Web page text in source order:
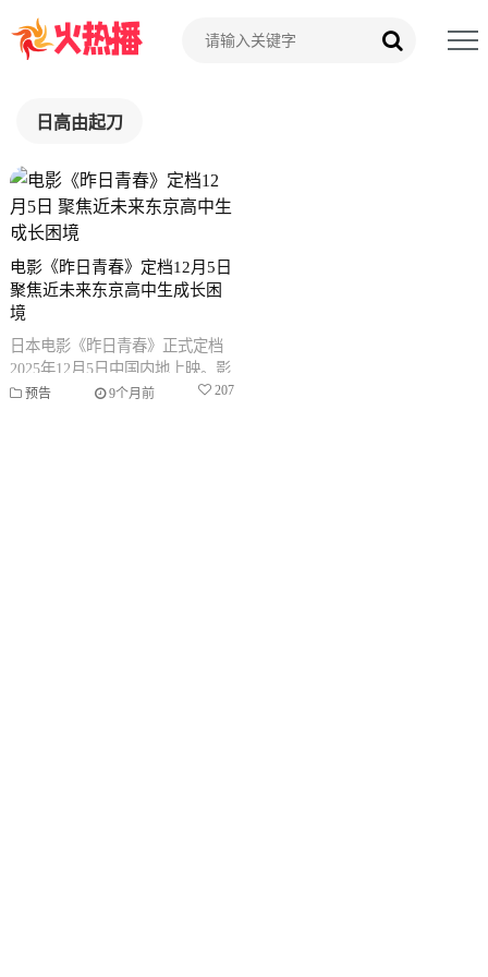
日高由起刀
电影《昨日青春》定档12月5日
聚焦近未来东京高中生成长困
境
日本电影《昨日青春》正式定档
2025年12月5日中国内地上映。影
片由空音央执导，讲述近未来东
预告 9个月前 207